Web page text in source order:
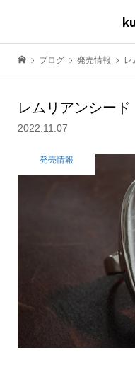
ブログ 発売情報 レ
レムリアンシー
2022.11.07
発売情報